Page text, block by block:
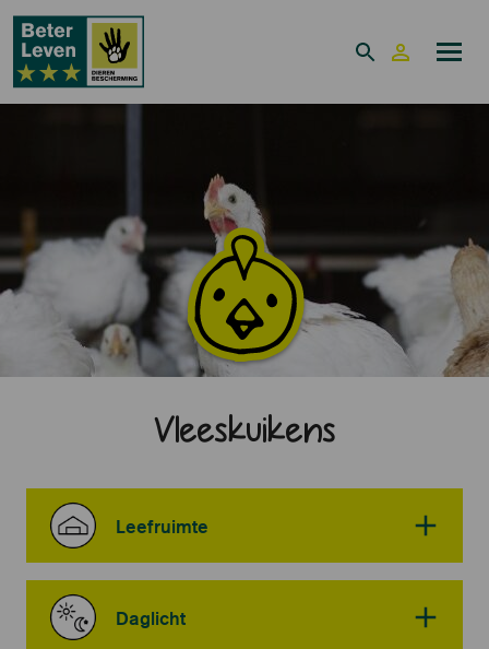
Vleeskuikens
Leefruimte
Daglicht